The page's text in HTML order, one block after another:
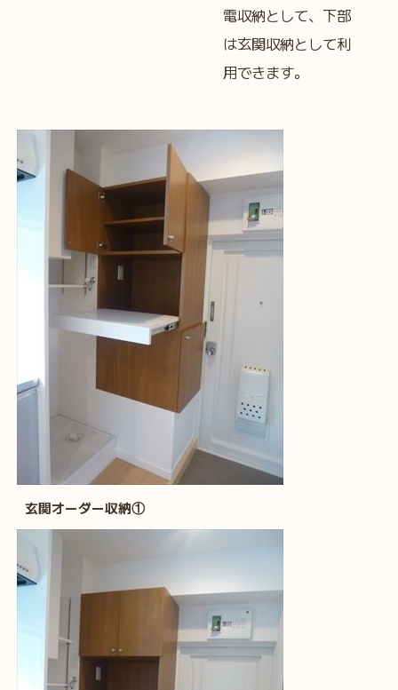
電収納として、下部
は玄関収納として利
用できます。
玄関オーダー収納①